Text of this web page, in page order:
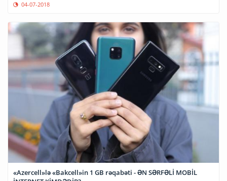
04-07-2018
«Azercell»lə «Bakcell»in 1 GB rəqabəti - ƏN SƏRFƏLİ MOBİL